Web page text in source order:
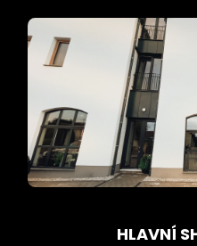
HLAVNÍ